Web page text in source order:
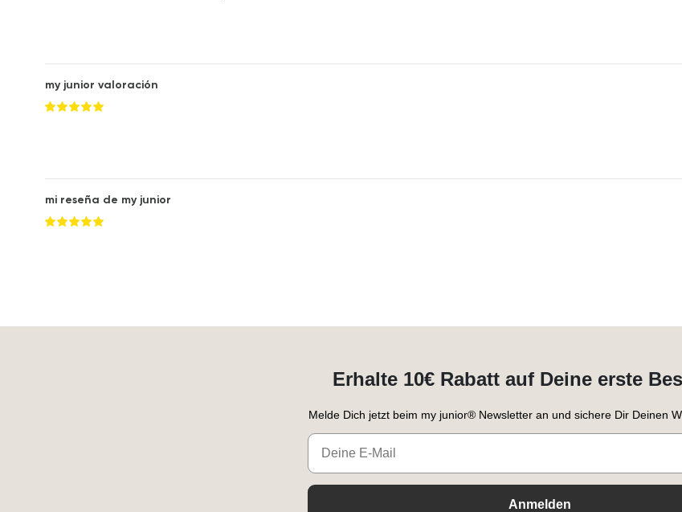
my junior valoración
mi reseña de my junior
Erhalte 10€ Rabatt auf Deine erste
Melde Dich jetzt beim my junior® Newsletter an und sichere Dir Deinen
Email
Anmelden